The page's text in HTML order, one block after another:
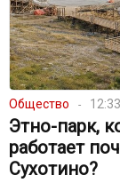
Общество 12:33
Этно-парк,
работает
Сухотино?